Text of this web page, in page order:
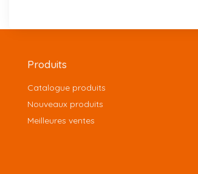
Produits
Catalogue produits
Nouveaux produits
Meilleures ventes